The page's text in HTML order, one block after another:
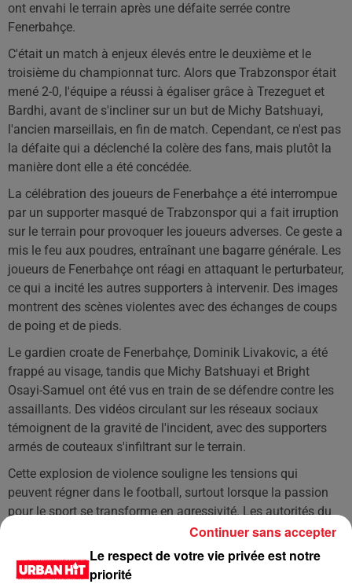
ont envahi le terrain après une défaite serrée contre
Fenerbahçe.
C'était un match à enjeux élevés entre le deuxième et le
troisième du championnat turc. Alors que Trabzonspor était
mené 2-0, l'équipe a réussi à égaliser grâce à Trezeguet et
Bardhi, avant de s'incliner sur un but de Michy Batshuayi,
l'ancien marseillais, en fin de match. Cependant, ce n'est pas
la défaite qui a déclenché la colère des fans, mais plutôt la
manière dont elle a été concédée.
La célébration des joueurs de Fenerbahçe a été interrompue
par un supporter masqué de Trabzonspor qui a fait irruption
sur le terrain pour provoquer les joueurs adverses. Ce geste a
mis le feu aux poudres, entraînant une bagarre générale. Les
joueurs de Fenerbahçe ont réagi en attaquant le perturbateur,
ce qui a incité les autres supporters à intervenir. Des images
montrent des scènes violentes avec des échanges de coups
de poing et de pieds.
Le gardien croate de Fenerbahçe, Dominik Livakovic, a été
frappé au visage, tandis que Michy Batshuayi et Bright
Osayi-Samuel ont été vus en train de se défendre contre les
assaillants. Des vidéos circulant sur les réseaux sociaux
témoignent de la gravité de l'incident, avec des supporters
armés de couteaux s'infiltrant sur le terrain.
Cette explosion de violence souligne les tensions qui
peuvent régner dans le football, surtout lorsque la passion
pour le sport se transforme en agressivité. Les autorités du
football et les clubs concernés devront sans doute prendre
des mesures pour prévenir de tels débordements à l'avenir et
assurer la sécurité de tous les participants.
Le respect de votre vie privée est notre
priorité
Continuer sans accepter